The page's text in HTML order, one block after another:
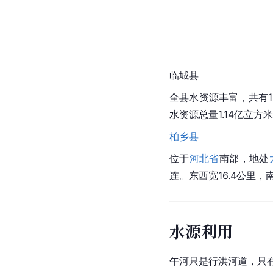
临城县
全县水资源丰富，共有
水资源总量1.14亿立方
柏乡县
位于河北省南部，地处
连。东西宽16.4公里，
水源利用
午河只是行洪河道，只